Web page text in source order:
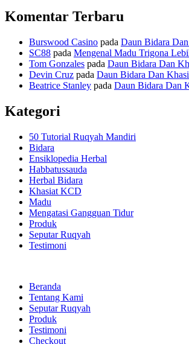
Komentar Terbaru
Burswood Casino pada Daun Bidara
SC88 pada Mengenal Madu Trigona
Tom Gonzales pada Daun Bidara Dan
Devin Cruz pada Daun Bidara Dan
Beatrice Stanley pada Daun Bidara Dan
Kategori
50 Tutorial Ruqyah Mandiri
Bidara
Ensiklopedia Herbal
Habbatussauda
Herbal Bidara
Khasiat KCD
Madu
Mengatasi Gangguan Tidur
Produk
Seputar Ruqyah
Testimoni
Beranda
Tentang Kami
Seputar Ruqyah
Produk
Testimoni
Checkout